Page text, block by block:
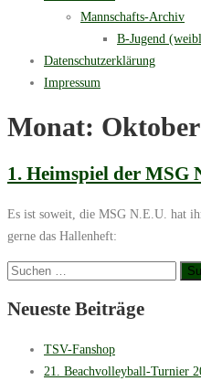
Mannschafts-Archiv
B-Jugend
Datenschutzerklärung
Impressum
Monat:
1. Heimspiel der MSG
Es ist soweit, die MSG N.E.U. hat
gerne das Hallenheft:
Suchen
Neueste Beiträge
TSV-Fanshop
21. Beachvolleyball-Turnier